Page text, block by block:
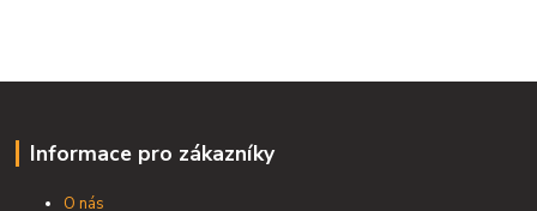
Informace pro zákazníky
O nás